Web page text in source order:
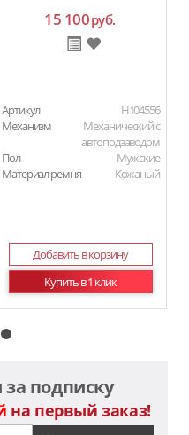
15 100руб.
Артикул
H104556
Механизм
Механический с
автоподзаводом
Пол
Мужские
Материал ремня
Кожаный
Добавить в корзину
Купить в 1 клик
подписку
на первый заказ!